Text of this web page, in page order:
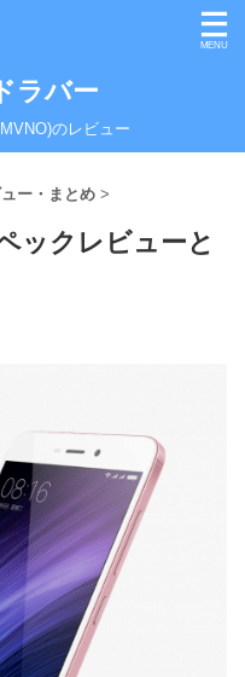
ラバー
のレビュー
ー・まとめ >
ックレビューと